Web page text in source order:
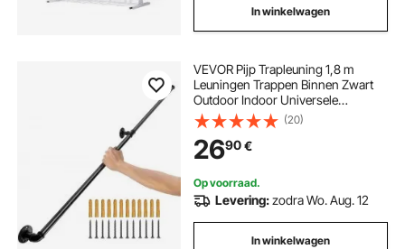
In winkelwagen
VEVOR Pijp Trapleuning 1,8 m
Leuningen Trappen Binnen Zwart
Outdoor Indoor Universele
Trapleuning van Koolstofstaal en
Matte Afwerking met 200 kg
Laadvermogen Gebruikt als
Binnen- en Buitenomheining
(20)
2690€
Op voorraad.
Levering:zodra Wo. Aug. 12
In winkelwagen